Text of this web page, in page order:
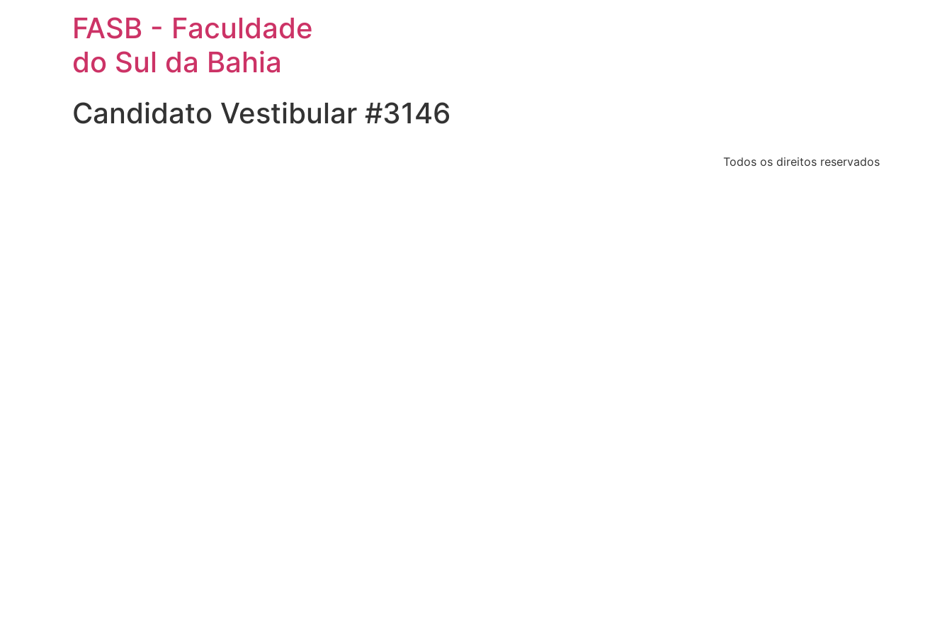
FASB - Faculdade
do Sul da Bahia
Candidato Vestibular #3146
Todos os direitos reservados